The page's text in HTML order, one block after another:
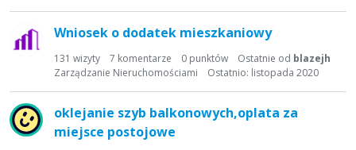
Wniosek o dodatek mieszkaniowy
131 wizyty 7 komentarze 0 punktów Ostatnie od blazejh
Ostatnio: listopada 2020
Zarządzanie Nieruchomościami
oklejanie szyb balkonowych,oplata za
miejsce postojowe